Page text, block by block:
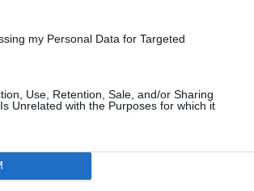
my Personal Data for Targeted
Use, Retention, Sale, and/or Sharing
Unrelated with the Purposes for which it